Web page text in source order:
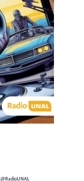
@RadioUNAL